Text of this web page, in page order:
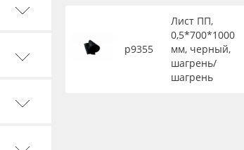
р9355
Лист ПП,
0,5*700*1000
мм, черный,
шагрень/
шагрень